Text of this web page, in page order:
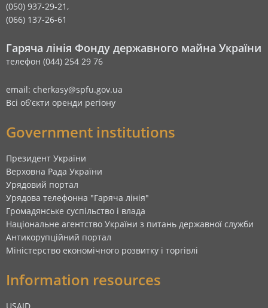
(050) 937-29-21,
(066) 137-26-61
Гаряча лінія Фонду державного майна України
телефон (044) 254 29 76
email: cherkasy@spfu.gov.ua
Всі об'єкти оренди регіону
Government institutions
Президент України
Верховна Рада України
Урядовий портал
Урядова телефонна "Гаряча лінія"
Громадянське суспільство і влада
Національне агентство України з питань державної служби
Антикорупційний портал
Міністерство економічного розвитку і торгівлі
Information resources